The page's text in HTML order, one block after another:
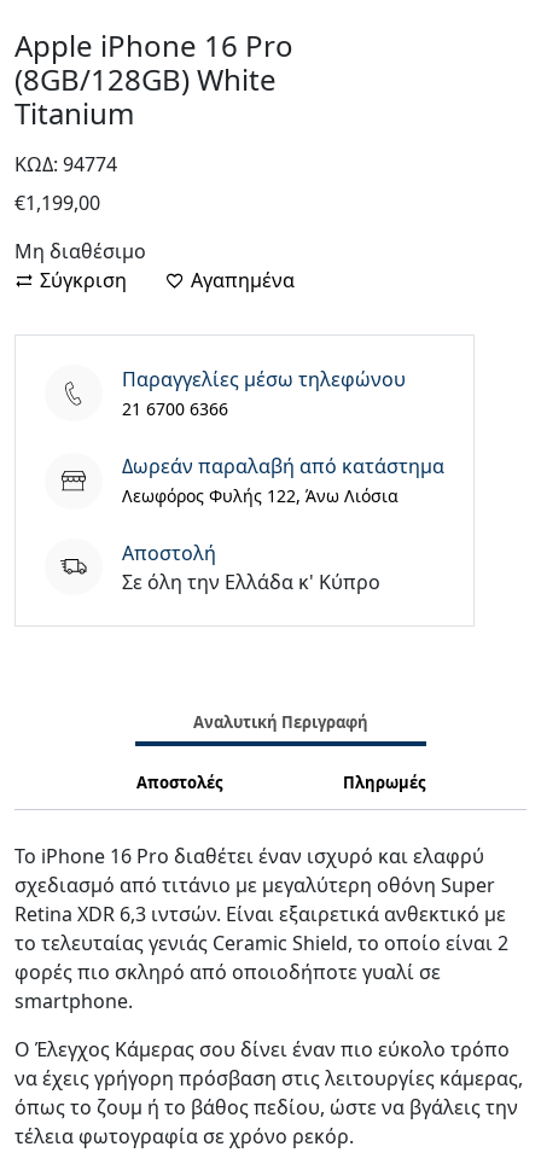
Apple iPhone 16 Pro
(8GB/128GB) White
Titanium
ΚΩΔ: 94774
€1,199,00
Μη διαθέσιμο
Σύγκριση
Αγαπημένα
Παραγγελίες μέσω τηλεφώνου
21 6700 6366
Δωρεάν παραλαβή από κατάστημα
Λεωφόρος Φυλής 122, Άνω Λιόσια
Aποστολή
Σε όλη την Ελλάδα κ' Κύπρο
Αναλυτική Περιγραφή
Αποστολές Πληρωμές
Το iPhone 16 Pro διαθέτει έναν ισχυρό και ελαφρύ
σχεδιασμό από τιτάνιο με μεγαλύτερη οθόνη Super
Retina XDR 6,3 ιντσών. Είναι εξαιρετικά ανθεκτικό με
το τελευταίας γενιάς Ceramic Shield, το οποίο είναι 2
φορές πιο σκληρό από οποιοδήποτε γυαλί σε
smartphone.
Ο Έλεγχος Κάμερας σου δίνει έναν πιο εύκολο τρόπο
να έχεις γρήγορη πρόσβαση στις λειτουργίες κάμερας,
όπως το ζουμ ή το βάθος πεδίου, ώστε να βγάλεις την
τέλεια φωτογραφία σε χρόνο ρεκόρ.